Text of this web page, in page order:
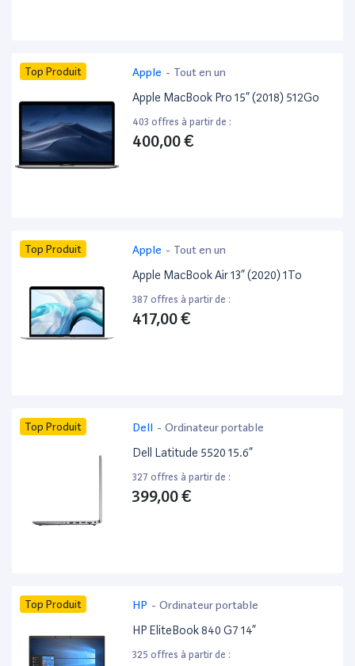
Top Produit Apple - Tout en un
Apple MacBook Pro 15” (2018) 512Go
403 offres à partir de :
400,00 €
Top Produit Apple - Tout en un
Apple MacBook Air 13” (2020) 1To
387 offres à partir de :
417,00 €
Top Produit Dell - Ordinateur portable
Dell Latitude 5520 15.6”
327 offres à partir de :
399,00 €
Top Produit HP - Ordinateur portable
HP EliteBook 840 G7 14”
325 offres à partir de :